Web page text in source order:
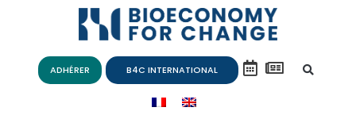
ADHÉRER B4C INTERNATIONAL